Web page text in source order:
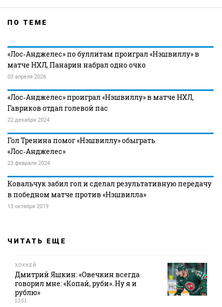
ПО ТЕМЕ
«Лос‑Анджелес» по буллитам проиграл «Нэшвиллу» в
матче НХЛ, Панарин набрал одно очко
03 апреля 2026
«Лос‑Анджелес» проиграл «Нэшвиллу» в матче НХЛ,
Гавриков отдал голевой пас
22 декабря 2024
Гол Тренина помог «Нэшвиллу» обыграть
«Лос‑Анджелес»
23 февраля 2024
Ковальчук забил гол и сделал результативную передачу
в победном матче против «Нэшвилла»
13 октября 2019
ЧИТАТЬ ЕЩЕ
ХОККЕЙ
Дмитрий Яшкин: «Овечкин всегда
говорил мне: «Копай, руби». Ну я и
рублю»
13:51